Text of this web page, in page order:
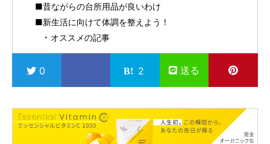
■昔ながらの台所用品が良いわけ
■新生活に向けて体調を整えよう！
オススメの記事
0 2 送る